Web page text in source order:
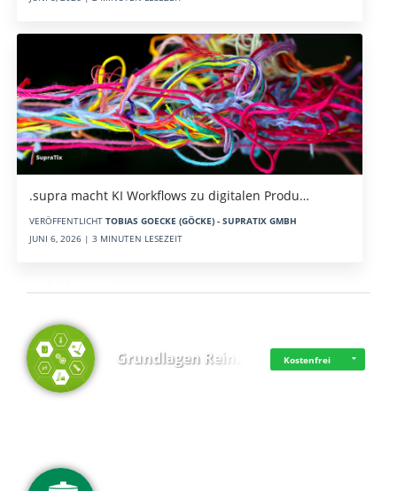
.supra macht KI Workflows zu digitalen Produ…
VERÖFFENTLICHT TOBIAS GOECKE (GÖCKE) - SUPRATIX GMBH
JUNI 6, 2026 | 3 MINUTEN LESEZEIT
Grundlagen Rein… Kostenfrei